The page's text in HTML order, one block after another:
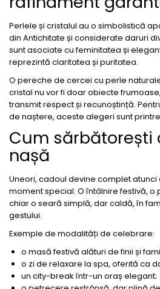
Perlele și cristalul au o simbolistică
din Antichitate și considerate daruri
sunt asociate cu feminitatea și
reprezintă claritatea și puritatea.
O pereche de cercei cu perle
cristal nu vor fi doar obiecte
transmit respect și recunoștință.
de naștere, aceste alegeri sunt
Cum sărbătorești
nașă
Uneori, cadoul devine complet
moment special. O întâlnire festivă, o
chiar o seară simplă, dar caldă, în
gestului.
Exemple de modalități de celebrare:
o masă festivă alături de finii și
o zi de relaxare la spa, oferită ca
un city-break într-un oraș elegant;